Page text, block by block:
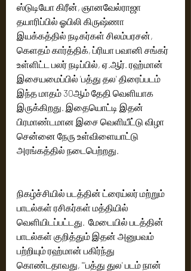
ஸ்டுடியோ கிரீன், ஞானவேல்ராஜா
தயாரிப்பில் ஓபிலி கிருஷ்ணா
இயக்கத்தில் நடிகர்கள் சிலம்பரசன்,
கெளதம் கார்த்திக், ப்ரியா பவானி சங்கர்
உள்ளிட்ட பலர் நடிப்பில், ஏ.ஆர். ரஹ்மான்
இசையமைப்பில் 'பத்து தல' திரைப்படம்
இந்த மாதம் 30ஆம் தேதி வெளியாக
இருக்கிறது. இதையொட்டி இதன்
பிரமாண்டமான இசை வெளியீட்டு விழா
சென்னை நேரு உள்விளையாட்டு
அரங்கத்தில் நடைபெற்றது.
நிகழ்ச்சியில் படத்தின் ட்ரைய்லர் மற்றும்
பாடல்கள் ரசிகர்கள் மத்தியில்
வெளியிடப்பட்டது.  மேடையில் படத்தின்
பாடல்கள் குறித்தும் இதன் அனுபவம்
பற்றியும் ரஹ்மான் பகிர்ந்து
கொண்டதாவது, "'பத்து துல' படம் நான்